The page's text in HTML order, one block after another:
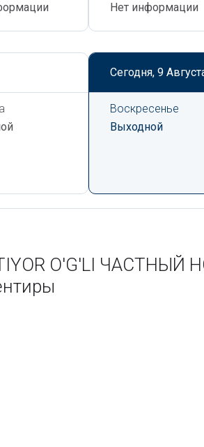
Нет информации
Сегодня, 9
Воскресенье
Выходной
O'G'LI